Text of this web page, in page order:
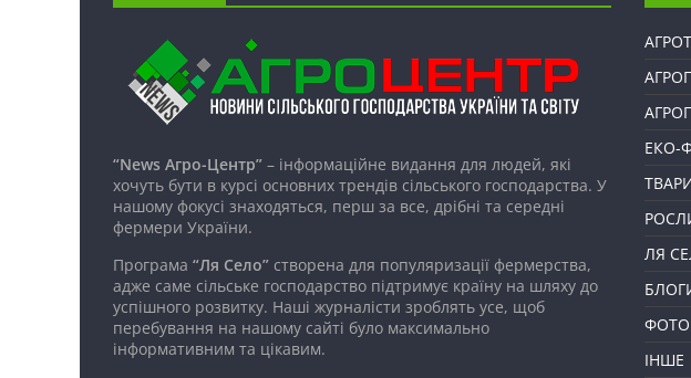
“News Агро-Центр” – інформаційне видання для людей, які
хочуть бути в курсі основних трендів сільського господарства. У
нашому фокусі знаходяться, перш за все, дрібні та середні
фермери України.
Програма “Ля Село” створена для популяризації фермерства,
адже саме сільське господарство підтримує країну на шляху до
успішного розвитку. Наші журналісти зроблять усе, щоб
перебування на нашому сайті було максимально
інформативним та цікавим.
ЕКО-
ЛЯ
ІНШЕ